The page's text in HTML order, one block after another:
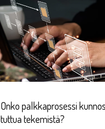
Onko palkkaprosessi
tuttua tekemistä?